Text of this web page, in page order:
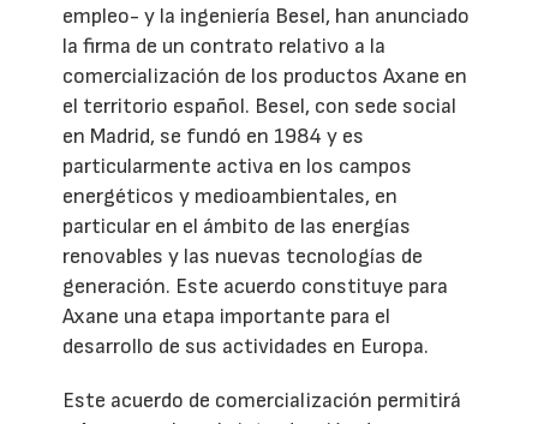
empleo- y la ingeniería Besel, han anunciado
la firma de un contrato relativo a la
comercialización de los productos Axane en
el territorio español. Besel, con sede social
en Madrid, se fundó en 1984 y es
particularmente activa en los campos
energéticos y medioambientales, en
particular en el ámbito de las energías
renovables y las nuevas tecnologías de
generación. Este acuerdo constituye para
Axane una etapa importante para el
desarrollo de sus actividades en Europa.
Este acuerdo de comercialización permitirá